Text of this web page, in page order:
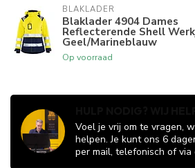
BLAKLADER
Blaklader 4904 Dames
Reflecterende Shell
Geel/Marineblauw
Op voorraad
Voel je vrij om te vragen,
helpen. Je kunt ons 6
per mail, telefonisch of via